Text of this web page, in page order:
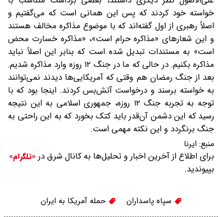
خواسته خود کردند که پس این همانی است که می‌گفتیم و
اصلاً رهبری از اول گفته‌اند که با موضوع مذاکره مخالف هستند
و این شعارهای «مذاکره حرام است»، «مذاکره خسارت محض
است» به مستندات تبدیل شده است که بنابر این اصلاً نباید
مذاکره بکنیم. در حالی که ما در جنگ ۱۲ روزه وارد مذاکره شدیم.
بعد از جنگ رمضان هم وقتی که آمریکایی‌ها دیدند نمی‌توانند
به خواسته برسند و درخواست آتش‌بس کردند. اینجا بود که با
توجه به تجربه جنگ ۱۲ روزه، جمهوری اسلامی به این نتیجه
رسید که این دشمن آن‌قدر باید کتک بخورد که به این راحتی به
جنگ برنگردد و این نکته مهمی است.
منبع: ایرنا
برای اطلاع از آخرین اخبار و تحلیل‌ها به کانال شرق در «تلگرام»
بپیوندید.
سپاه پاسداران حمله آمریکا به ایران